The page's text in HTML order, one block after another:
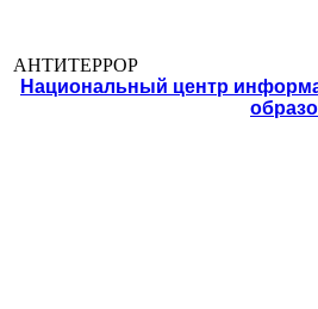
АНТИТЕРРОР
Национальный центр